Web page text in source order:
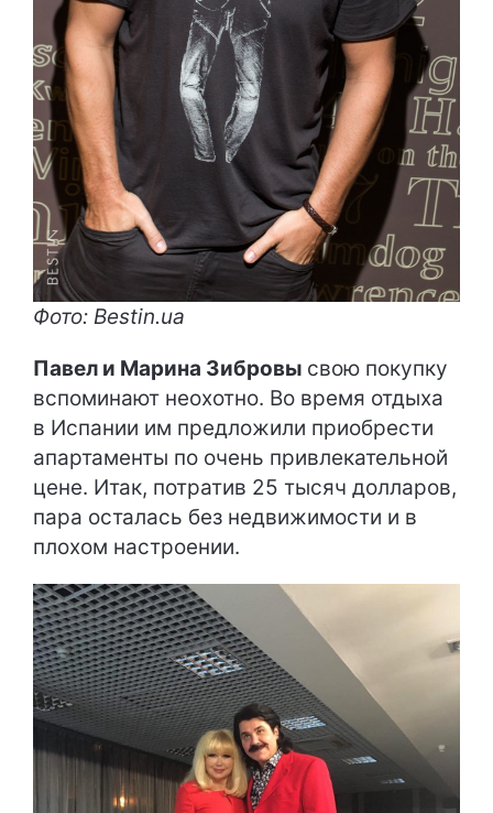
Фото: Bestin.ua
Павел и Марина Зибровы свою покупку
вспоминают неохотно. Во время отдыха
в Испании им предложили приобрести
апартаменты по очень привлекательной
цене. Итак, потратив 25 тысяч долларов,
пара осталась без недвижимости и в
плохом настроении.